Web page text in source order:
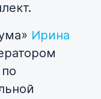
Ирина